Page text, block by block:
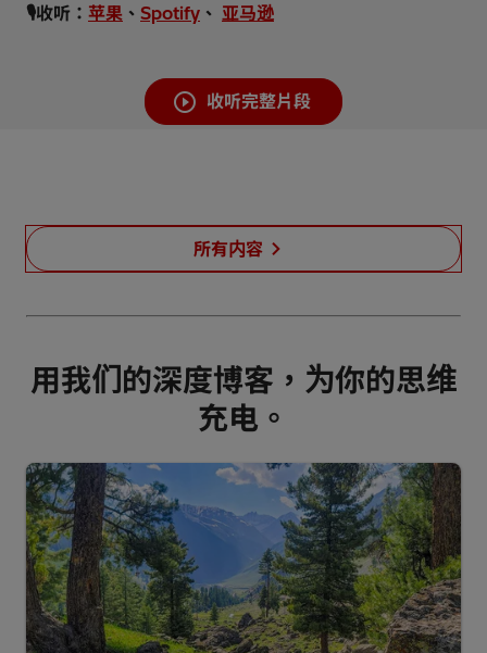
️🎙️收听： 苹果 、 Spotify 、 亚马逊
收听完整片段
第 1 集：能源转型和电网历史
正在塑造电网。
立即收听
第 2 集：高压基础知识
样的开关设备到电塔背后的机械装置。
立即收听
第 3 集：高压研发为未来提供动力
揭示如何解决各种挑战并实现突破性创新。
立即收听
第 4 集：开关柜工厂的奇迹
的更多细节。
立即收听
第 5 集：解锁无缝高压操作的秘诀
流程和实施的战略，使其更具可持续性。
立即收听
所有内容
用我们的深度博客，为你的思维
充电。